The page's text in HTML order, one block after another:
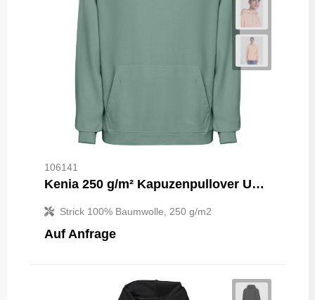
106141
Kenia 250 g/m² Kapuzenpullover Unisex
Strick 100% Baumwolle, 250 g/m2
Auf Anfrage